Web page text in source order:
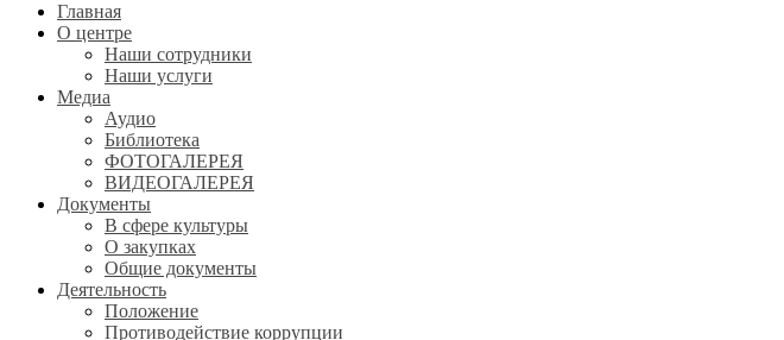
Главная
О центре
Наши сотрудники
Наши услуги
Медиа
Аудио
Библиотека
ФОТОГАЛЕРЕЯ
ВИДЕОГАЛЕРЕЯ
Документы
В сфере культуры
О закупках
Общие документы
Деятельность
Положение
Противодействие коррупции